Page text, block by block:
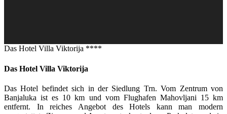
Das Hotel Villa Viktorija ****
Das Hotel Villa Viktorija
Das Hotel befindet sich in der Siedlung Trn. Vom Zentrum von
Banjaluka ist es 10 km und vom Flughafen Mahovljani 15 km
entfernt. In reiches Angebot des Hotels kann man modern